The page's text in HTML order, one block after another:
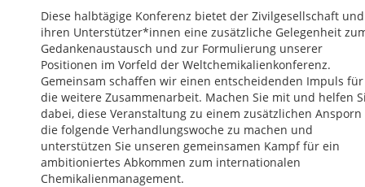
Diese halbtägige Konferenz bietet der Zivilgesellschaft und
ihren Unterstützer*innen eine zusätzliche Gelegenheit
Gedankenaustausch und zur Formulierung unserer
Positionen im Vorfeld der Weltchemikalienkonferenz.
Gemeinsam schaffen wir einen entscheidenden Impuls für
die weitere Zusammenarbeit. Machen Sie mit und helfen
dabei, diese Veranstaltung zu einem zusätzlichen
die folgende Verhandlungswoche zu machen und
unterstützen Sie unseren gemeinsamen Kampf für ein
ambitioniertes Abkommen zum internationalen
Chemikalienmanagement.